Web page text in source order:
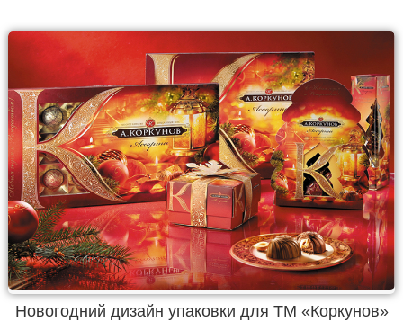
Новогодний дизайн упаковки для ТМ «Коркунов»